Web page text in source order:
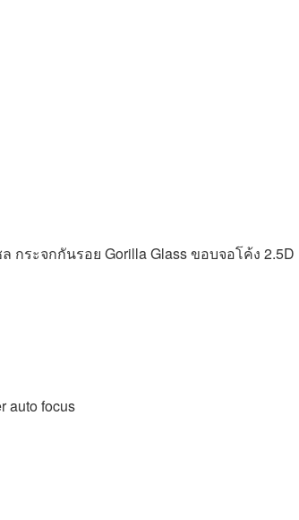
กระจกกันรอย Gorilla Glass ขอบจอโค้ง 2.5D
auto focus